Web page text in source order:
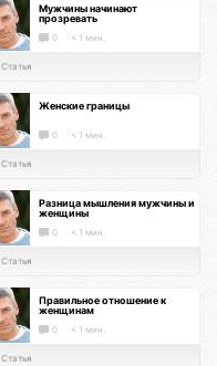
Мужчины начинают
прозревать
0 < 1 мин.
Статья
Женские границы
0 < 1 мин.
Статья
Разница мышления мужчины и
женщины
0 < 1 мин.
Статья
Правильное отношение к
женщинам
0 < 1 мин.
Статья